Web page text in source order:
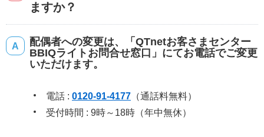
ますか？
配偶者への変更は、「QTnetお客さまセンター
BBIQライトお問合せ窓口」にてお電話でご変更
いただけます。
電話 : 0120-91-4177 （通話料無料）
受付時間 : 9時～18時（年中無休）